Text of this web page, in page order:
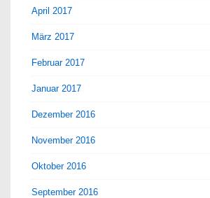
April 2017
März 2017
Februar 2017
Januar 2017
Dezember 2016
November 2016
Oktober 2016
September 2016